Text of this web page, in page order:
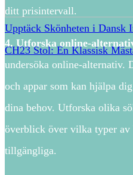
Upptäck Skönheten i Dansk
CH23 Stol: En Klassisk
ditt prisintervall.
4. Utforska online-
undersöka online-alternativ.
och appar som kan hjälpa
dina behov. Utforska olika
överblick över vilka typer av
tillgängliga.